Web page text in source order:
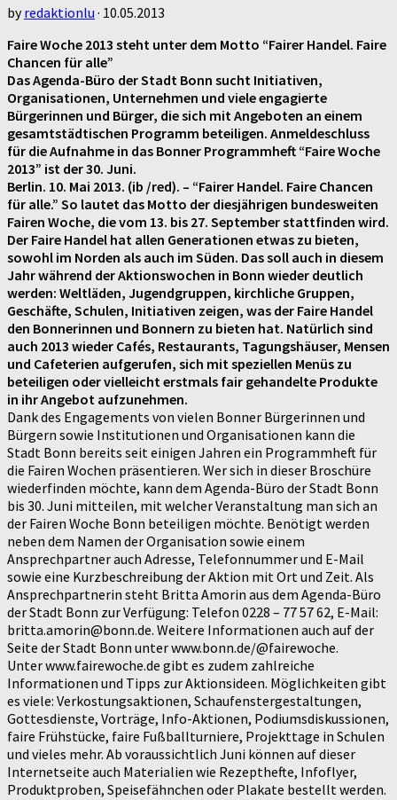
byredaktionlu · 10.05.2013
Faire Woche 2013 steht unter dem Motto “Fairer Handel. Faire
Chancen für alle”
Das Agenda-Büro der Stadt Bonn sucht Initiativen,
Organisationen, Unternehmen und viele engagierte
Bürgerinnen und Bürger, die sich mit Angeboten an einem
gesamtstädtischen Programm beteiligen. Anmeldeschluss
für die Aufnahme in das Bonner Programmheft “Faire Woche
2013” ist der 30. Juni.
Berlin. 10. Mai 2013. (ib /red). – “Fairer Handel. Faire Chancen
für alle.” So lautet das Motto der diesjährigen bundesweiten
Fairen Woche, die vom 13. bis 27. September stattfinden wird.
Der Faire Handel hat allen Generationen etwas zu bieten,
sowohl im Norden als auch im Süden. Das soll auch in diesem
Jahr während der Aktionswochen in Bonn wieder deutlich
werden: Weltläden, Jugendgruppen, kirchliche Gruppen,
Geschäfte, Schulen, Initiativen zeigen, was der Faire Handel
den Bonnerinnen und Bonnern zu bieten hat. Natürlich sind
auch 2013 wieder Cafés, Restaurants, Tagungshäuser, Mensen
und Cafeterien aufgerufen, sich mit speziellen Menüs zu
beteiligen oder vielleicht erstmals fair gehandelte Produkte
in ihr Angebot aufzunehmen.
Dank des Engagements von vielen Bonner Bürgerinnen und
Bürgern sowie Institutionen und Organisationen kann die
Stadt Bonn bereits seit einigen Jahren ein Programmheft für
die Fairen Wochen präsentieren. Wer sich in dieser Broschüre
wiederfinden möchte, kann dem Agenda-Büro der Stadt Bonn
bis 30. Juni mitteilen, mit welcher Veranstaltung man sich an
der Fairen Woche Bonn beteiligen möchte. Benötigt werden
neben dem Namen der Organisation sowie einem
Ansprechpartner auch Adresse, Telefonnummer und E-Mail
sowie eine Kurzbeschreibung der Aktion mit Ort und Zeit. Als
Ansprechpartnerin steht Britta Amorin aus dem Agenda-Büro
der Stadt Bonn zur Verfügung: Telefon 0228 – 77 57 62, E-Mail:
britta.amorin@bonn.de. Weitere Informationen auch auf der
Seite der Stadt Bonn unter www.bonn.de/@fairewoche.
Unter www.fairewoche.de gibt es zudem zahlreiche
Informationen und Tipps zur Aktionsideen. Möglichkeiten gibt
es viele: Verkostungsaktionen, Schaufenstergestaltungen,
Gottesdienste, Vorträge, Info-Aktionen, Podiumsdiskussionen,
faire Frühstücke, faire Fußballturniere, Projekttage in Schulen
und vieles mehr. Ab voraussichtlich Juni können auf dieser
Internetseite auch Materialien wie Rezepthefte, Infoflyer,
Produktproben, Speisefähnchen oder Plakate bestellt werden.